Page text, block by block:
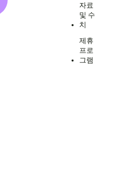
자료
및 수
치
제휴
프로
그램